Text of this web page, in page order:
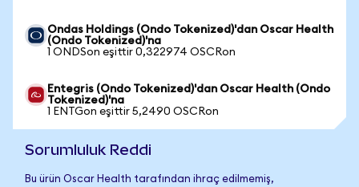
Ondas Holdings (Ondo Tokenized)'dan Oscar Health
(Ondo Tokenized)'na
1 ONDSon eşittir 0,322974 OSCRon
Entegris (Ondo Tokenized)'dan Oscar Health (Ondo
Tokenized)'na
1 ENTGon eşittir 5,2490 OSCRon
Sorumluluk Reddi
Bu ürün Oscar Health tarafından ihraç edilmemiş,